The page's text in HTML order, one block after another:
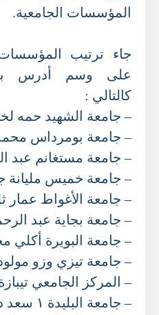
المؤسسات الجامعية.
جاء ترتيب المؤسسات
على وسم أدرس
كالتالي :
– جامعة الشهيد حمه
– جامعة بومرداس محمد
– جامعة مستغانم عبد
– جامعة خميس مليانة
– جامعة الأغواط عمار
– جامعة بجاية عبد
– جامعة البويرة أكلي
– جامعة تيزي وزو
– المركز الجامعي
– جامعة البليدة ١ سعد دحلب،